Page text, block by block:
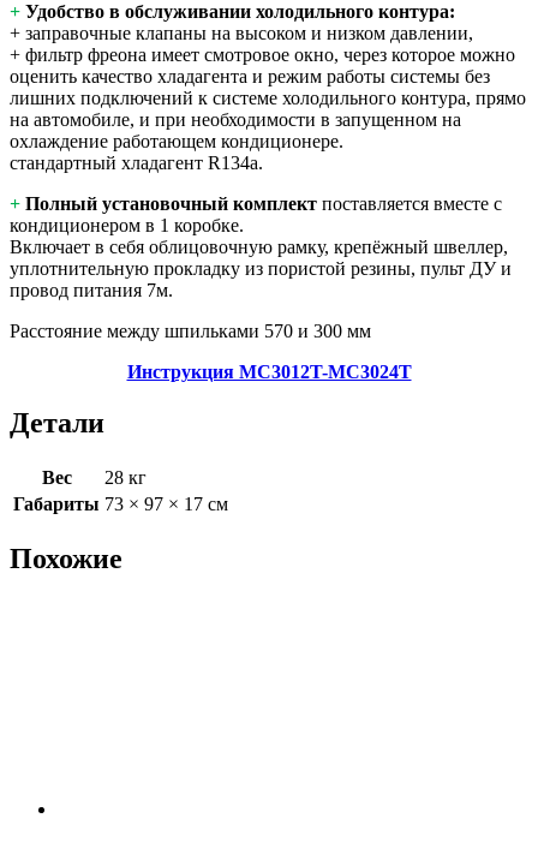
+ Удобство в обслуживании холодильного контура:
+ заправочные клапаны на высоком и низком давлении,
+ фильтр фреона имеет смотровое окно, через которое можно
оценить качество хладагента и режим работы системы без
лишних подключений к системе холодильного контура, прямо
на автомобиле, и при необходимости в запущенном на
охлаждение работающем кондиционере.
стандартный хладагент R134a.
+ Полный установочный комплект поставляется вместе с
кондиционером в 1 коробке.
Включает в себя облицовочную рамку, крепёжный швеллер,
уплотнительную прокладку из пористой резины, пульт ДУ и
провод питания 7м.
Расстояние между шпильками 570 и 300 мм
Инструкция MC3012T-MC3024T
Детали
Вес
28 кг
Габариты 73 × 97 × 17 см
Похожие